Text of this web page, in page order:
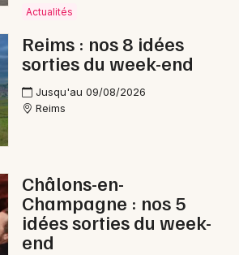
Ardenne
Grand Est
sorties
Actualités
Reims : nos 8 idées
sorties du week-end
Jusqu'au 09/08/2026
Reims
Châlons-en-
Champagne : nos 5
idées sorties du week-
end